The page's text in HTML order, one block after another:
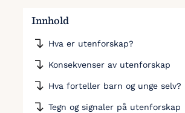
Innhold
Hva er utenforskap?
Konsekvenser av utenforskap
Hva forteller barn og unge selv?
Tegn og signaler på utenforskap